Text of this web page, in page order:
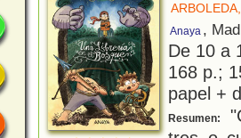
Anaya ,
De 10 a
168 p.;
papel +
Resumen: